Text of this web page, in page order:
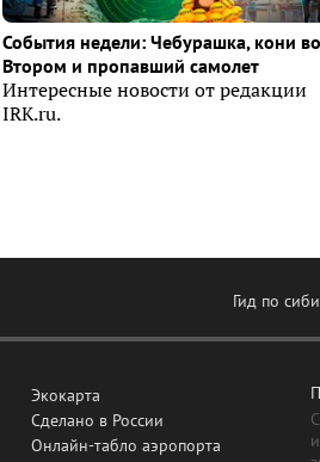
События недели: Чебурашка, кони во
Втором и пропавший самолет
Интересные новости от редакции
IRK.ru.
Гид по
Экокарта
Сделано в России
Онлайн-табло аэропорта